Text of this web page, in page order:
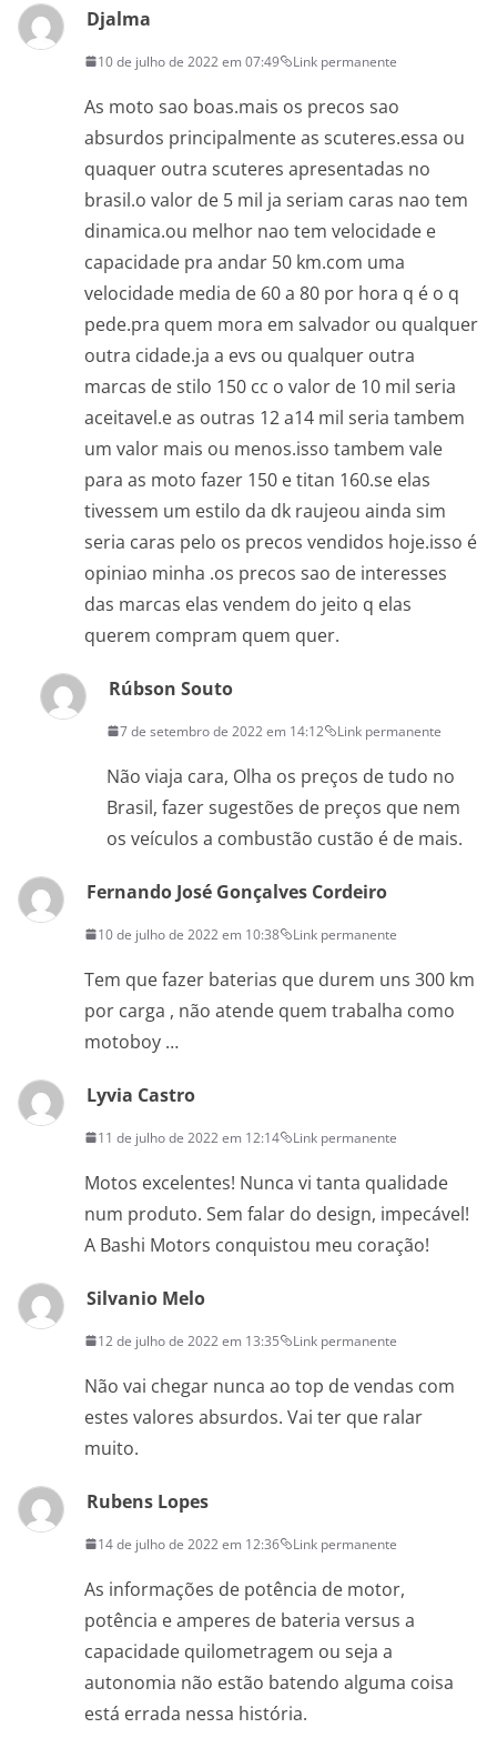
Djalma
10 de julho de 2022 em 07:49 Link permanente
As moto sao boas.mais os precos sao
absurdos principalmente as scuteres.essa ou
quaquer outra scuteres apresentadas no
brasil.o valor de 5 mil ja seriam caras nao tem
dinamica.ou melhor nao tem velocidade e
capacidade pra andar 50 km.com uma
velocidade media de 60 a 80 por hora q é o q
pede.pra quem mora em salvador ou qualquer
outra cidade.ja a evs ou qualquer outra
marcas de stilo 150 cc o valor de 10 mil seria
aceitavel.e as outras 12 a14 mil seria tambem
um valor mais ou menos.isso tambem vale
para as moto fazer 150 e titan 160.se elas
tivessem um estilo da dk raujeou ainda sim
seria caras pelo os precos vendidos hoje.isso é
opiniao minha .os precos sao de interesses
das marcas elas vendem do jeito q elas
querem compram quem quer.
Rúbson Souto
7 de setembro de 2022 em 14:12 Link permanente
Não viaja cara, Olha os preços de tudo no
Brasil, fazer sugestões de preços que nem
os veículos a combustão custão é de mais.
Fernando José Gonçalves Cordeiro
10 de julho de 2022 em 10:38 Link permanente
Tem que fazer baterias que durem uns 300 km
por carga , não atende quem trabalha como
motoboy …
Lyvia Castro
11 de julho de 2022 em 12:14 Link permanente
Motos excelentes! Nunca vi tanta qualidade
num produto. Sem falar do design, impecável!
A Bashi Motors conquistou meu coração!
Silvanio Melo
12 de julho de 2022 em 13:35 Link permanente
Não vai chegar nunca ao top de vendas com
estes valores absurdos. Vai ter que ralar
muito.
Rubens Lopes
14 de julho de 2022 em 12:36 Link permanente
As informações de potência de motor,
potência e amperes de bateria versus a
capacidade quilometragem ou seja a
autonomia não estão batendo alguma coisa
está errada nessa história.